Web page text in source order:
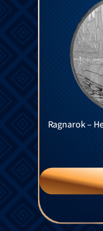
Ragnarok –